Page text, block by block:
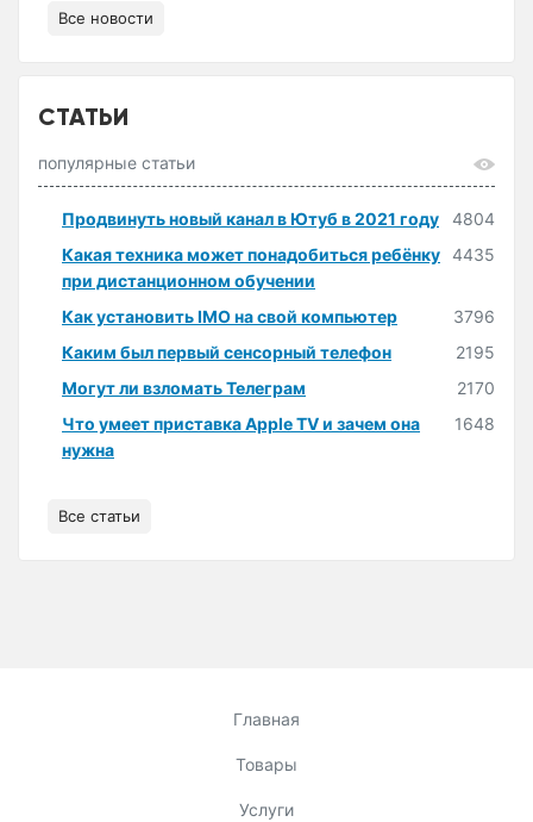
Все новости
СТАТЬИ
популярные статьи
Продвинуть новый канал в Ютуб в 2021 году
4804
Какая техника может понадобиться ребёнку
при дистанционном обучении
4435
Как установить IMO на свой компьютер
3796
Каким был первый сенсорный телефон
2195
Могут ли взломать Телеграм
2170
Что умеет приставка Apple TV и зачем она
нужна
1648
Все статьи
Главная
Товары
Услуги